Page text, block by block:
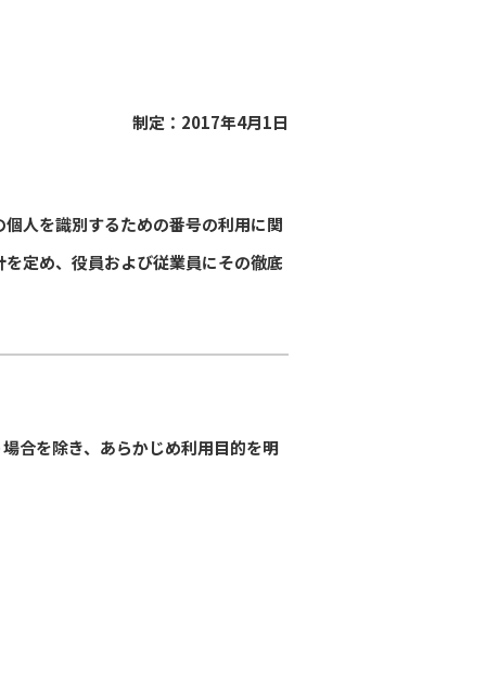
制定：2017年4月1日
人を識別するための番号の利用に関
定め、役員および従業員にその徹底
合を除き、あらかじめ利用目的を明